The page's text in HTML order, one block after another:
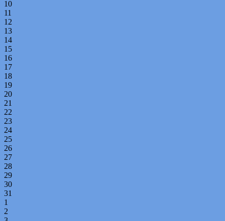
10
11
12
13
14
15
16
17
18
19
20
21
22
23
24
25
26
27
28
29
30
31
1
2